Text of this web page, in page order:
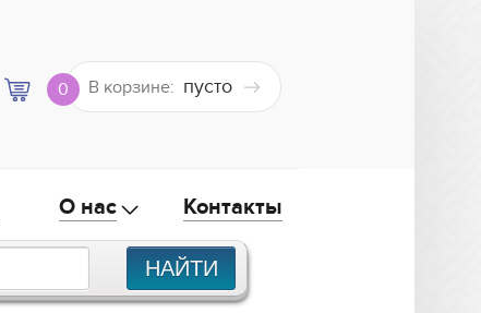
0 В корзине: пусто
О нас Контакты